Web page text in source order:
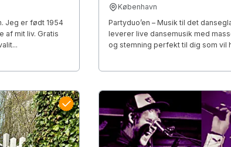
Jeg er født 1954
af mit liv. Gratis
København
Partyduo’en – Musik til det
leverer live dansemusik med
og stemning perfekt til dig som vil